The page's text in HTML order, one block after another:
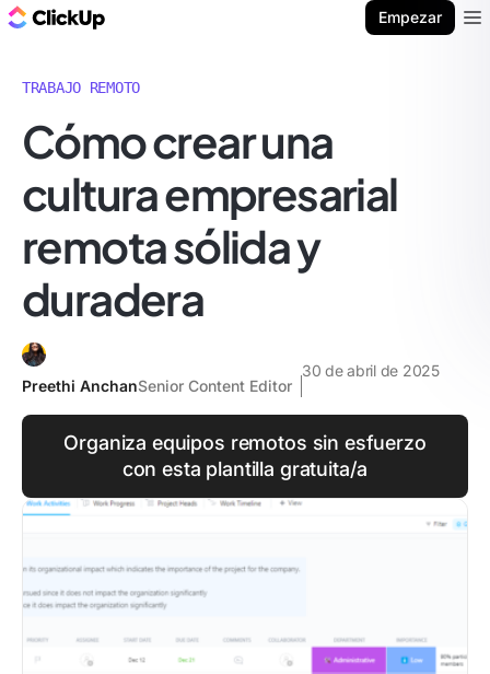
Empezar
TRABAJO REMOTO
Cómo crear una
cultura empresarial
remota sólida y
duradera
Preethi AnchanSenior Content Editor
30 de abril de 2025
Organiza equipos remotos sin esfuerzo
con esta plantilla gratuita/a